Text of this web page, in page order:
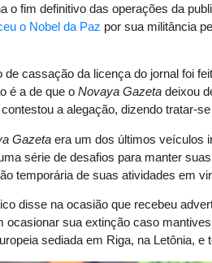
o fim definitivo das operações da
o Nobel da Paz por sua militância
de cassação da licença do jornal foi
é a de que o Novaya Gazeta deixou
a alegação, dizendo tratar-
Gazeta era um dos últimos veículos
série de desafios para manter
temporária de suas atividades em
disse na ocasião que recebeu
ocasionar sua extinção caso
sediada em Riga, na Letônia,